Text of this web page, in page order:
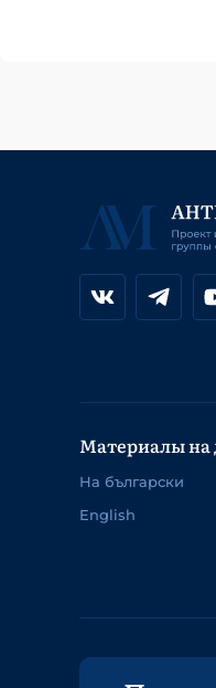
Материалы на
На български
English